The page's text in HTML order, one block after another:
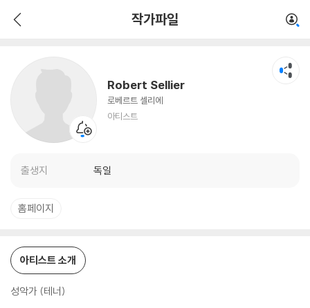
작가파일
Robert Sellier
로베르트 셀리에
아티스트
출생지 독일
홈페이지
아티스트 소개
성악가 (테너)